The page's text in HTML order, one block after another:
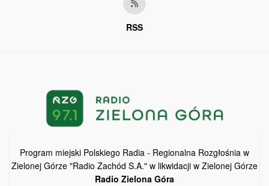
RSS
Program miejski Polskiego Radia - Regionalna Rozgłośnia w
Zielonej Górze "Radio Zachód S.A." w likwidacji w Zielonej Górze
Radio Zielona Góra